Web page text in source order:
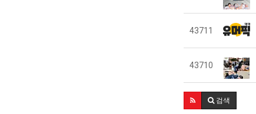
43711
43710
검색